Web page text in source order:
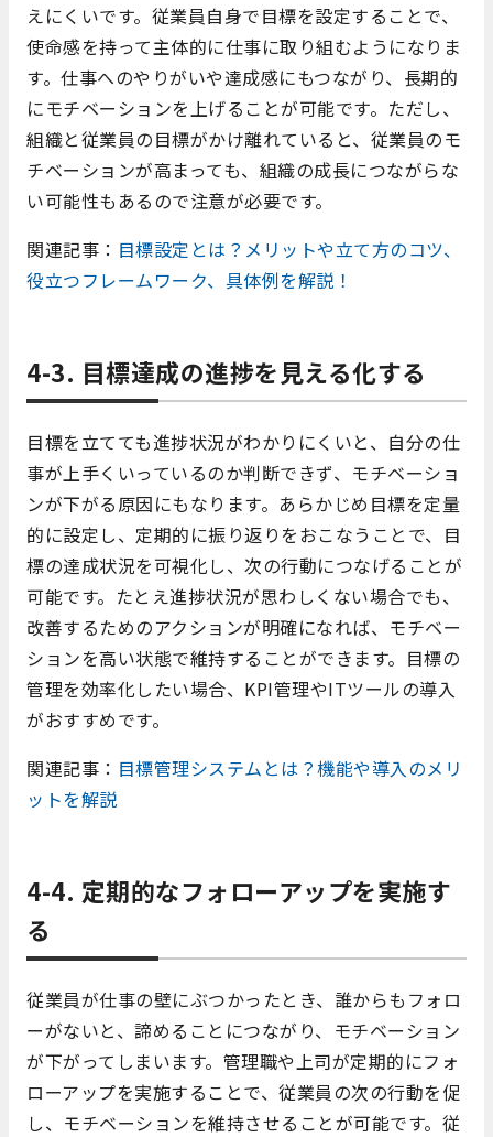
えにくいです。従業員自身で目標を設定することで、
使命感を持って主体的に仕事に取り組むようになりま
す。仕事へのやりがいや達成感にもつながり、長期的
にモチベーションを上げることが可能です。ただし、
組織と従業員の目標がかけ離れていると、従業員のモ
チベーションが高まっても、組織の成長につながらな
い可能性もあるので注意が必要です。
関連記事： 目標設定とは？メリットや立て方のコツ、
役立つフレームワーク、具体例を解説！
4-3. 目標達成の進捗を見える化する
目標を立てても進捗状況がわかりにくいと、自分の仕
事が上手くいっているのか判断できず、モチベーショ
ンが下がる原因にもなります。あらかじめ目標を定量
的に設定し、定期的に振り返りをおこなうことで、目
標の達成状況を可視化し、次の行動につなげることが
可能です。たとえ進捗状況が思わしくない場合でも、
改善するためのアクションが明確になれば、モチベー
ションを高い状態で維持することができます。目標の
管理を効率化したい場合、KPI管理やITツールの導入
がおすすめです。
関連記事： 目標管理システムとは？機能や導入のメリ
ットを解説
4-4. 定期的なフォローアップを実施す
る
従業員が仕事の壁にぶつかったとき、誰からもフォロ
ーがないと、諦めることにつながり、モチベーション
が下がってしまいます。管理職や上司が定期的にフォ
ローアップを実施することで、従業員の次の行動を促
し、モチベーションを維持させることが可能です。従